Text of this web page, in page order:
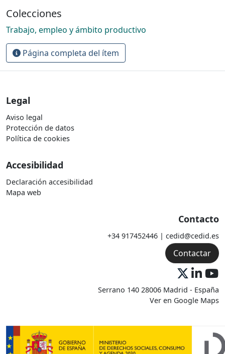
Colecciones
Trabajo, empleo y ámbito productivo
Página completa del ítem
Legal
Aviso legal
Protección de datos
Política de cookies
Accesibilidad
Declaración accesibilidad
Mapa web
Contacto
+34 917452446 | cedid@cedid.es
Contactar
Serrano 140 28006 Madrid - España
Ver en Google Maps